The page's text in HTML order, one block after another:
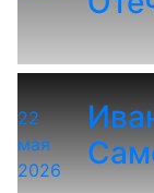
22
мая
2026